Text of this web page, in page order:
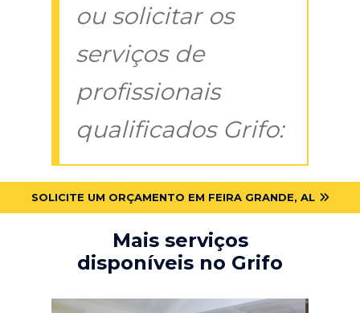
ou solicitar os
serviços de
profissionais
qualificados Grifo:
SOLICITE UM ORÇAMENTO EM FEIRA GRANDE, AL
Mais serviços
disponíveis no Grifo